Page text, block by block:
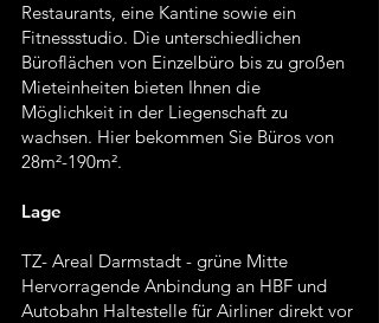
Restaurants, eine Kantine sowie ein
Fitnessstudio. Die unterschiedlichen
Büroflächen von Einzelbüro bis zu großen
Mieteinheiten bieten Ihnen die
Möglichkeit in der Liegenschaft zu
wachsen. Hier bekommen Sie Büros von
28m²-190m².
Lage
TZ- Areal Darmstadt - grüne Mitte
Hervorragende Anbindung an HBF und
Autobahn Haltestelle für Airliner direkt vor